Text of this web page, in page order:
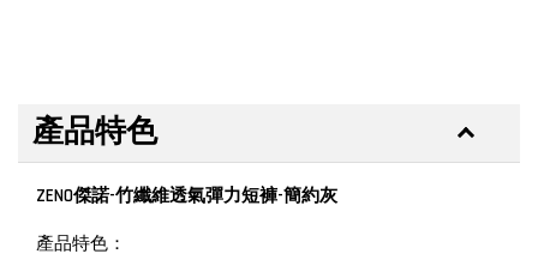
產品特色
ZENO傑諾-竹纖維透氣彈力短褲-簡約灰
產品特色：